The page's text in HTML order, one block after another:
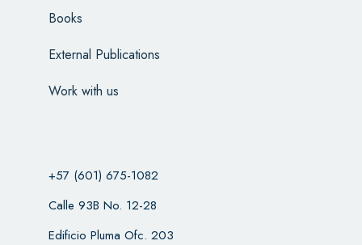
Books
External Publications
Work with us
+57 (601) 675-1082
Calle 93B No. 12-28
Edificio Pluma Ofc. 203